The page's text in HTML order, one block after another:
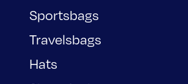
Sportsbags
Travelsbags
Hats